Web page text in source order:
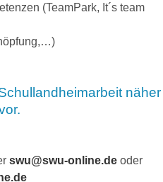
(TeamPark, It´s team
näher
swu@swu-online.de oder